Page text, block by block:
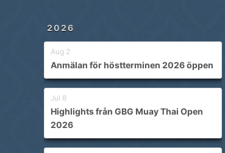
2026
Aug 2
Anmälan för höstterminen 2026 öppen
Jul 8
Highlights från GBG Muay Thai Open
2026